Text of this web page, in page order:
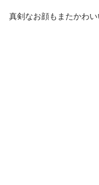
真剣なお顔もまたかわ